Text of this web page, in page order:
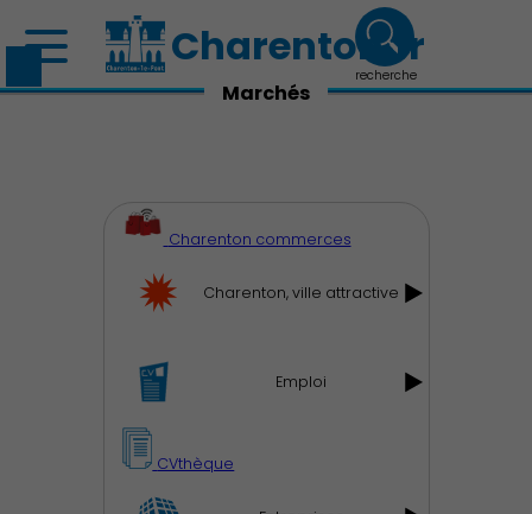
Découvrir Charenton
Charenton.fr
recherche
Marchés
Charenton commerces
Charenton, ville attractive
Emploi
CVthèque